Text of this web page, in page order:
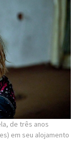
de três anos
em seu alojamento